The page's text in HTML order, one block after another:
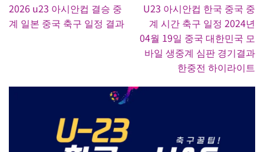
2026 u23 아시안컵 결승 중
계 일본 중국 축구 일정 결과
U23 아시안컵 한국 중국 중
계 시간 축구 일정 2024년
04월 19일 중국 대한민국 모
바일 생중계 심판 경기결과
한중전 하이라이트